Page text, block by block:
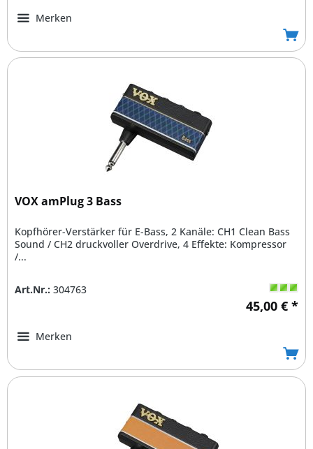
Merken
VOX amPlug 3 Bass
Kopfhörer-Verstärker für E-Bass, 2 Kanäle: CH1 Clean Bass
Sound / CH2 druckvoller Overdrive, 4 Effekte: Kompressor
/...
Art.Nr.: 304763
45,00 € *
Merken